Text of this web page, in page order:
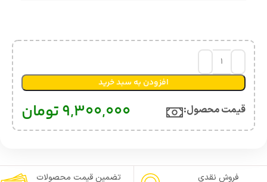
افزودن به سبد خرید
قیمت محصول:​ 9,300,000تومان
فروش نقدی تضمین قیمت محصولات